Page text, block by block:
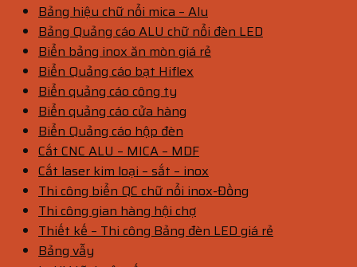
Bảng hiệu chữ nổi mica – Alu
Bảng Quảng cáo ALU chữ nổi đèn LED
Biển bảng inox ăn mòn giá rẻ
Biển Quảng cáo bạt Hiflex
Biển quảng cáo công ty
Biển quảng cáo cửa hàng
Biển Quảng cáo hộp đèn
Cắt CNC ALU – MICA – MDF
Cắt laser kim loại – sắt – inox
Thi công biển QC chữ nổi inox-Đồng
Thi công gian hàng hội chợ
Thiết kế – Thi công Bảng đèn LED giá rẻ
Bảng vẫy